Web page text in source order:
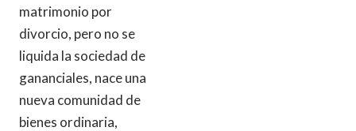
matrimonio por
divorcio, pero no se
liquida la sociedad de
gananciales, nace una
nueva comunidad de
bienes ordinaria,